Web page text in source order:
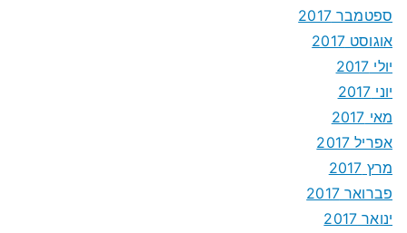
ספטמבר 2017
אוגוסט 2017
יולי 2017
יוני 2017
מאי 2017
אפריל 2017
מרץ 2017
פברואר 2017
ינואר 2017